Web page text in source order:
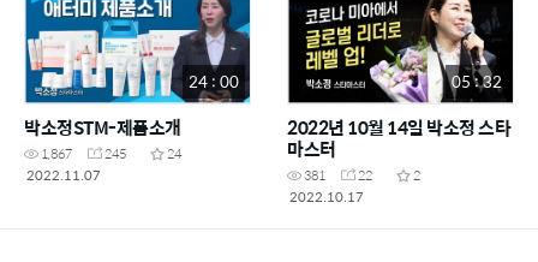
24 : 00
박소정STM-제품소개
1,867 245
24
2022.11.07
05 : 32
2022년 10월 14일 박소정 스타
마스터
381 22
2
2022.10.17